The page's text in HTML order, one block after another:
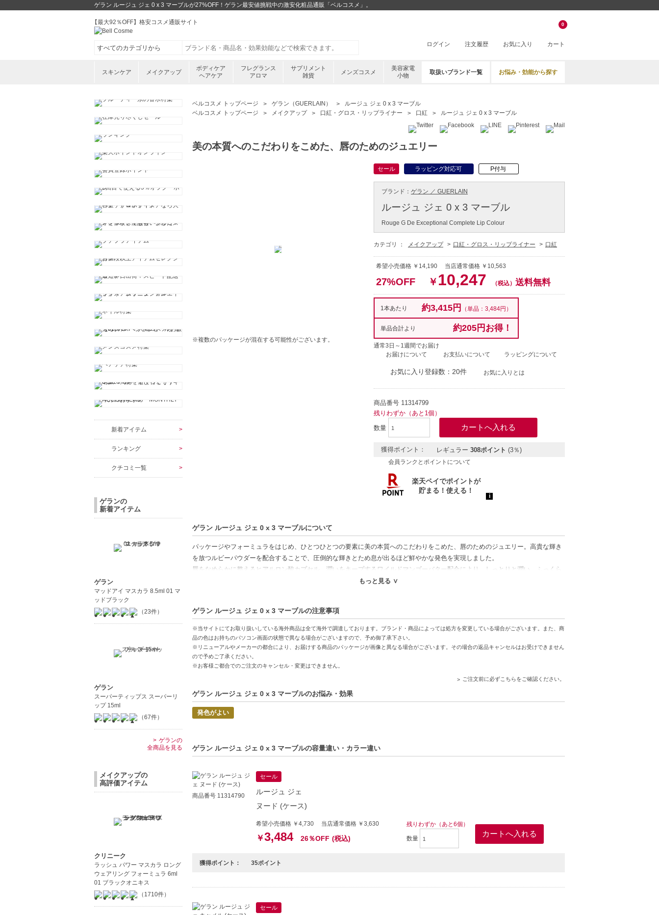
ゲラン ルージュ ジェ 0 x 3 マーブルが27%OFF！ゲラン最安値挑戦中の激安化粧品通販「ベルコスメ」。
【最大92％OFF】格安コスメ通販サイト
ログイン 注文履歴 お気に入り カート
0
スキンケア メイクアップ
ボディケア
ヘアケア
フレグランス
アロマ
サプリメント
雑貨
メンズコスメ
美容家電
小物
取扱いブランド一覧 お悩み・効能から探す
ベルコスメ トップページ ゲラン（GUERLAIN）
ルージュ ジェ 0 x 3 マーブル
ベルコスメ トップページ
メイクアップ 口紅・グロス・リップライナー 口紅 ルージュ ジェ 0 x 3 マーブル
美の本質へのこだわりをこめた、唇のためのジュエリー
※複数のパッケージが混在する可能性がございます。
セール ラッピング対応可 P付与
ブランド： ゲラン ／ GUERLAIN
ルージュ ジェ 0 x 3 マーブル
Rouge G De Exceptional Complete Lip Colour
カテゴリ ： メイクアップ 口紅・グロス・リップライナー 口紅
希望小売価格 ￥14,190 当店通常価格 ￥10,563
27%OFF ￥ 10,247 （税込） 送料無料
1本あたり 約3,415円 （単品：3,484円）
単品合計より 約205円お得！
通常3日～1週間でお届け
お届けについて
お支払いについて ラッピングについて
お気に入り登録数：20件 お気に入りとは
商品番号 11314799
残りわずか（あと1個）
数量
獲得ポイント： レギュラー 308ポイント (3％)
会員ランクとポイントについて
ゲラン ルージュ ジェ 0 x 3 マーブルについて
パッケージやフォーミュラをはじめ、ひとつひとつの要素に美の本質へのこだわりをこめた、唇のためのジュエリー。高貴な輝き
を放つルビーパウダーを配合することで、圧倒的な輝きとため息が出るほど鮮やかな発色を実現しました。
唇をなめらかに整えるヒアルロン酸カプセル、潤いをキープするワイルドマンゴーバター配合により、しっとりと潤い、ふっくら
ようなデザインで、日常使いから特別なシーンまで、幅広く活躍します。
最大の魅力は、進化したデザインと機能性。従来のシルバーメタルからエレガントなゴールドに生まれ変わり、ダブルミラー機能
も加わりました。これにより、使いやすさとともに上質感がアップし、一層特別な時間を感じることができます。
手に取ったときの心地良さや、洗練されたフォルムに、使うたびに満足感を得られるでしょう。リフィル対応なので、ベースのケ
ースはそのままに、お好みのリップスティックを簡単に交換できます。毎日のメイクが楽しくなるアイテムです。
環境にも配慮されています。製造プロセスが見直され、CO2排出量を大幅に削減していますので、エコに対する意識が高い方にも
もっと見る ∨
ゲラン ルージュ ジェ 0 x 3 マーブルの注意事項
※当サイトにてお取り扱いしている海外商品は全て海外で調達しております。ブランド・商品によっては処方を変更している場合がございます。また、商
品の色はお持ちのパソコン画面の状態で異なる場合がございますので、予め御了承下さい。
※リニューアルやメーカーの都合により、お届けする商品のパッケージが画像と異なる場合がございます。その場合の返品キャンセルはお受けできません
ので予めご了承ください。
※お客様ご都合でのご注文のキャンセル・変更はできません。
ご注文前に必ずこちらをご確認ください。
ゲラン ルージュ ジェ 0 x 3 マーブルのお悩み・効果
発色がよい
ゲラン ルージュ ジェ 0 x 3 マーブルの容量違い・カラー違い
商品番号 11314790
セール
ルージュ ジェ
ヌード (ケース)
希望小売価格 ￥4,730 当店通常価格 ￥3,630
￥3,484 26％OFF (税込)
残りわずか（あと6個）
数量
獲得ポイント： 35ポイント
セール
新着アイテム
ランキング
クチコミ一覧
ゲランの
新着アイテム
ゲラン
マッドアイ マスカラ 8.5ml 01 マ
ッドブラック
（23件）
ゲラン
スーパーティップス スーパーリ
ップ 15ml
（67件）
ゲランの
全商品を見る
メイクアップの
高評価アイテム
クリニーク
ラッシュ パワー マスカラ ロング
ウェアリング フォーミュラ 6ml
01 ブラックオニキス
（1710件）